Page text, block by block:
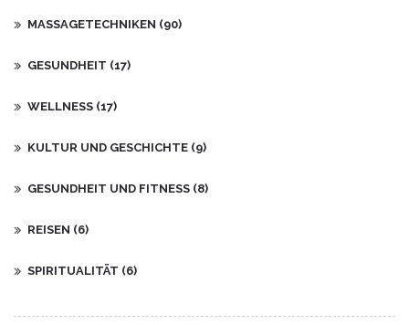
MASSAGETECHNIKEN (90)
GESUNDHEIT (17)
WELLNESS (17)
KULTUR UND GESCHICHTE (9)
GESUNDHEIT UND FITNESS (8)
REISEN (6)
SPIRITUALITÄT (6)